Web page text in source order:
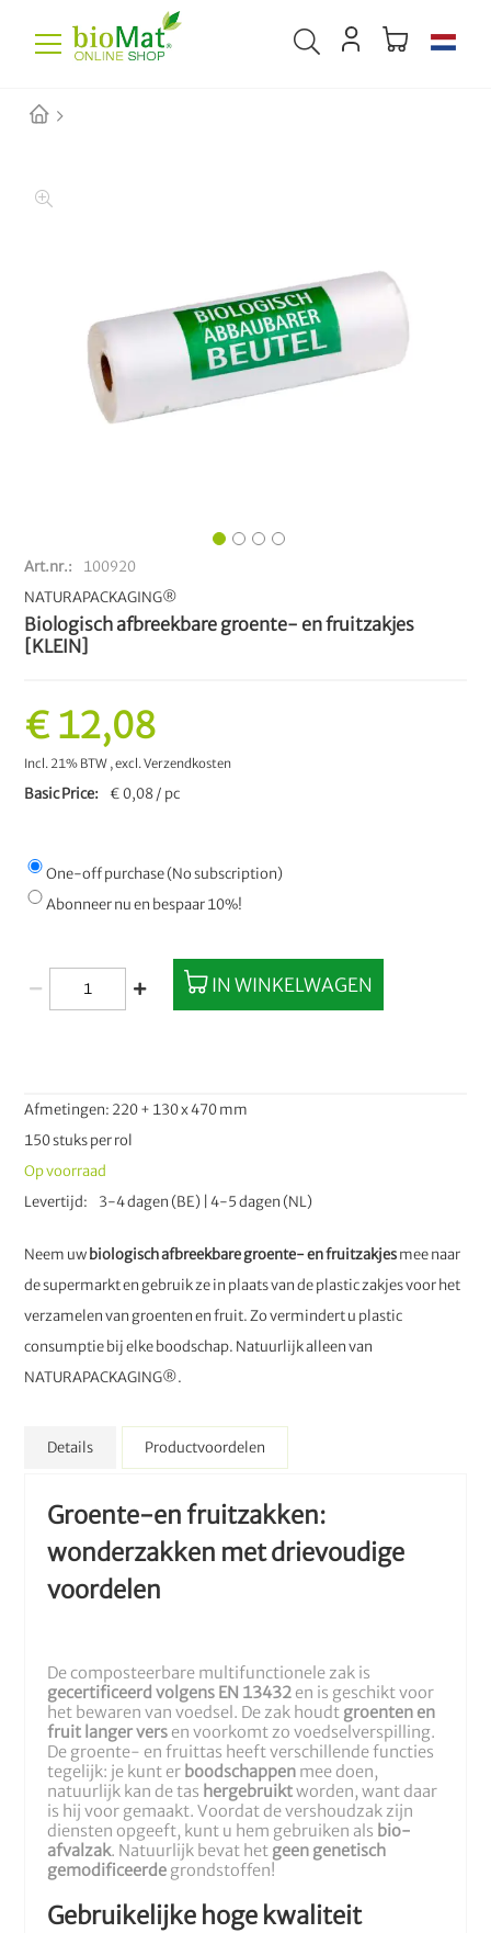
Art.nr.
100920
NATURAPACKAGING®
Biologisch afbreekbare groente- en fruitzakjes
[KLEIN]
Neem uwbiologisch afbreekbare groente- en fruitzakjesmee naar
de supermarkt en gebruik ze in plaats van de plastic zakjes voor het
verzamelen van groenten en fruit. Zo vermindert u plastic
consumptie bij elke boodschap. Natuurlijk alleen van
NATURAPACKAGING®.
Afmetingen: 220 + 130 x 470 mm
150 stuks per rol
Op voorraad
Levertijd
3-4 dagen (BE) | 4-5 dagen (NL)
€ 12,08
Incl. 21% BTW ,excl.Verzendkosten
Basic Price € 0,08 / pc
One-off purchase (No subscription)
Abonneer nu en bespaar 10%!
IN WINKELWAGEN
Details
Groente-en fruitzakken:
wonderzakken met drievoudige
voordelen
De composteerbare multifunctionele zak is
gecertificeerd volgens EN 13432 en is geschikt voor
het bewaren van voedsel. De zak houdt groenten en
fruit langer vers en voorkomt zo voedselverspilling.
De groente- en fruittas heeft verschillende functies
tegelijk: je kunt er boodschappen mee doen,
natuurlijk kan de tas hergebruiktworden, want daar
is hij voor gemaakt. Voordat de vershoudzak zijn
diensten opgeeft, kunt u hem gebruiken als bio-
afvalzak. Natuurlijk bevat het geen genetisch
gemodificeerde grondstoffen!
Gebruikelijke hoge kwaliteit
Productvoordelen